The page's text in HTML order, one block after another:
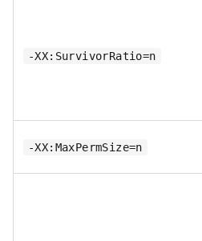
-XX:SurvivorRatio=n
-XX:MaxPermSize=n